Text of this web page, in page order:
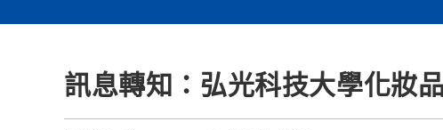
訊息轉知：弘光科技大學化妝